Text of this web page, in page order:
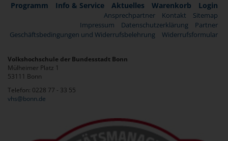
Programm Info & Service Aktuelles Warenkorb Login
Ansprechpartner Kontakt
Sitemap
Impressum
Datenschutzerklärung
Partner
Geschäftsbedingungen und Widerrufsbelehrung
Widerrufsformular
Volkshochschule der Bundesstadt Bonn
Mülheimer Platz 1
53111 Bonn
Telefon: 0228 77 - 33 55
vhs@bonn.de